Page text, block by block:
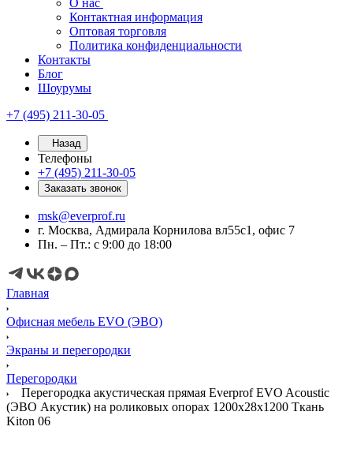
О нас
Контактная информация
Оптовая торговля
Политика конфиденциальности
Контакты
Блог
Шоурумы
+7 (495) 211-30-05
Назад
Телефоны
+7 (495) 211-30-05
Заказать звонок
msk@everprof.ru
г. Москва, Адмирала Корнилова вл55с1, офис 7
Пн. – Пт.: с 9:00 до 18:00
Главная
Офисная мебель EVO (ЭВО)
Экраны и перегородки
Перегородки
Перегородка акустическая прямая Everprof EVO Acoustic
(ЭВО Акустик) на роликовых опорах 1200х28х1200 Ткань
Kiton 06